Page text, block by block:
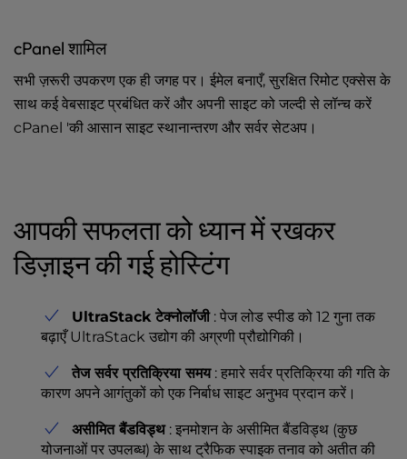
cPanel शामिल
सभी ज़रूरी उपकरण एक ही जगह पर। ईमेल बनाएँ, सुरक्षित रिमोट एक्सेस के
साथ कई वेबसाइट प्रबंधित करें और अपनी साइट को जल्दी से लॉन्च करें
cPanel 'की आसान साइट स्थानान्तरण और सर्वर सेटअप।
आपकी सफलता को ध्यान में रखकर
डिज़ाइन की गई होस्टिंग
UltraStack टेक्नोलॉजी: पेज लोड स्पीड को 12 गुना तक
बढ़ाएँ UltraStack उद्योग की अग्रणी प्रौद्योगिकी।
तेज सर्वर प्रतिक्रिया समय: हमारे सर्वर प्रतिक्रिया की गति के
कारण अपने आगंतुकों को एक निर्बाध साइट अनुभव प्रदान करें।
असीमित बैंडविड्थ: इनमोशन के असीमित बैंडविड्थ (कुछ
योजनाओं पर उपलब्ध) के साथ ट्रैफिक स्पाइक तनाव को अतीत की